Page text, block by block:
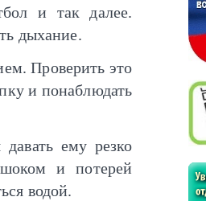
и так далее.
дыхание.
Проверить это
и понаблюдать
ему резко
и потерей
водой.